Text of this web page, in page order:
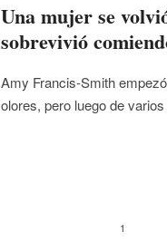
Una mujer se
sobrevivió
Amy Francis-Smith
olores, pero luego de
1